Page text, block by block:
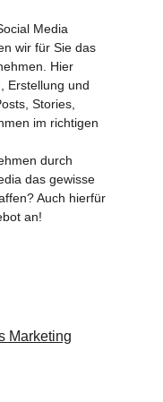
Media
wir für Sie das
Hier
Erstellung und
Stories,
im richtigen
durch
das gewisse
Auch hierfür
an!